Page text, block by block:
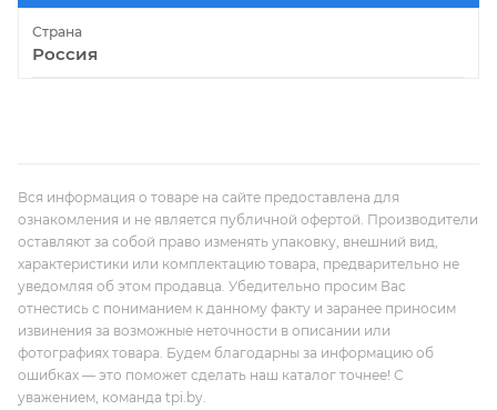
Страна
Россия
Вся информация о товаре на сайте предоставлена для
ознакомления и не является публичной офертой. Производители
оставляют за собой право изменять упаковку, внешний вид,
характеристики или комплектацию товара, предварительно не
уведомляя об этом продавца. Убедительно просим Вас
отнестись с пониманием к данному факту и заранее приносим
извинения за возможные неточности в описании или
фотографиях товара. Будем благодарны за информацию об
ошибках — это поможет сделать наш каталог точнее! С
уважением, команда tpi.by.